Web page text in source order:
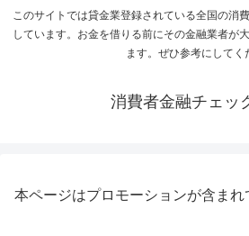
このサイトでは貸金業登録されている全国の消
しています。お金を借りる前にその金融業者が
ます。ぜひ参考にしてく
消費者金融チェッ
本ページはプロモーションが含まれ